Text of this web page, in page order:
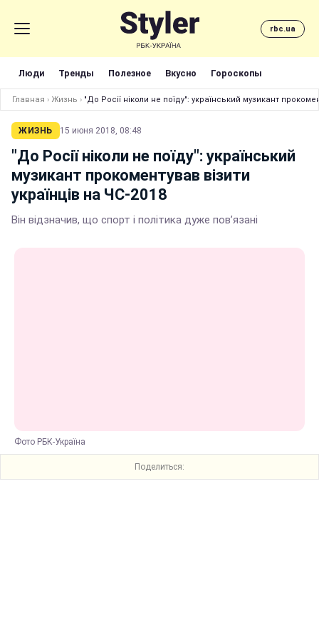
rbc.ua
Люди Тренды Полезное Вкусно Гороскопы
Главная › Жизнь › "До Росії ніколи не поїду": український музикант
ЖИЗНЬ 15 июня 2018, 08:48
"До Росії ніколи не поїду": український
музикант прокоментував візити
українців на ЧС-2018
Він відзначив, що спорт і політика дуже пов’язані
Фото РБК-Україна
Поделиться: